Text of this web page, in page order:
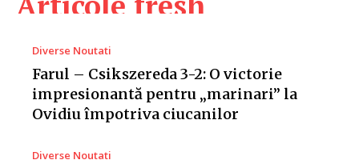
Diverse Noutati
Farul – Csikszereda 3-2: O victorie
impresionantă pentru „marinari” la
Ovidiu împotriva ciucanilor
Diverse Noutati